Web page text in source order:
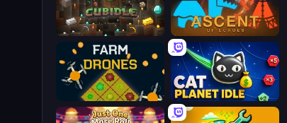
Ascent of Echoes
Cubidle
Cat Planet Idle
Farm Drones